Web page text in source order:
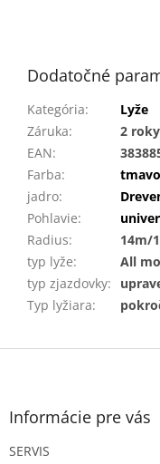
Dodatočné
Kategória:
Lyže
Záruka:
2 roky
EAN:
Farba:
jadro:
Pohlavie:
Radius:
14m/
typ lyže:
All
typ zjazdovky:
Typ lyžiara:
Z
Informácie pre vás
SERVIS